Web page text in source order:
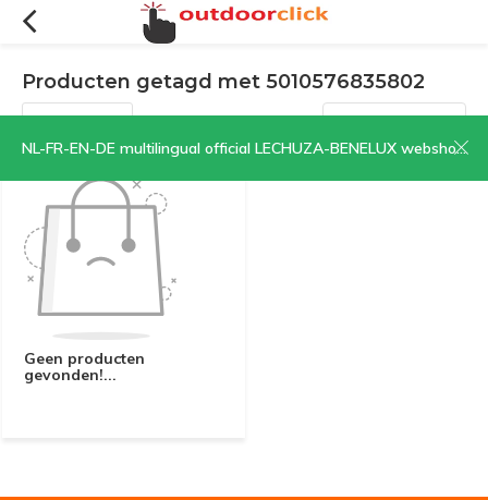
NL-FR-EN-DE multilingual official LECHUZA-BENELUX webshop | CLICK HERE NOW!
Producten getagd met 5010576835802
Filters Sorteren op:
Geen producten
gevonden!...